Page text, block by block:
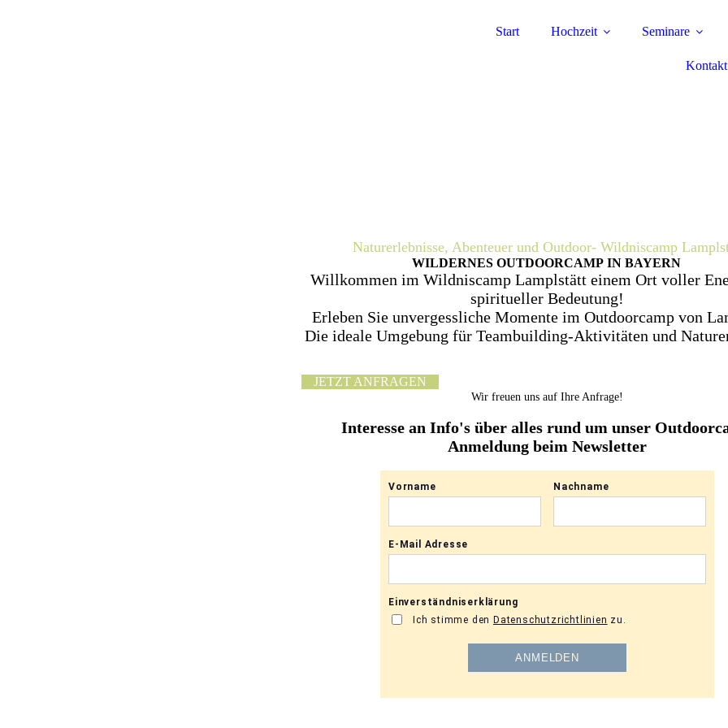
Start Hochzeit Seminare
Kontakt
Naturerlebnisse, Abenteuer und Outdoor- Wildniscamp
WILDERNES OUTDOORCAMP IN BAYERN
Willkommen im Wildniscamp Lamplstätt einem Ort voller
spiritueller Bedeutung!
Erleben Sie unvergessliche Momente im Outdoorcamp von
Die ideale Umgebung für Teambuilding-Aktivitäten und
JETZT ANFRAGEN
Wir freuen uns auf Ihre Anfrage!
Interesse an Info's über alles rund um unser
Anmeldung beim Newsletter